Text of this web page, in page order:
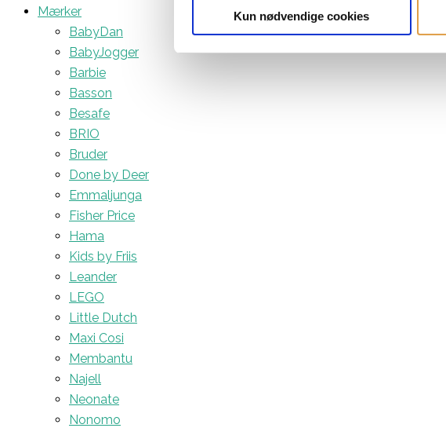
Kun nødvendige cookies
Mærker
BabyDan
BabyJogger
Barbie
Basson
Besafe
BRIO
Bruder
Done by Deer
Emmaljunga
Fisher Price
Hama
Kids by Friis
Leander
LEGO
Little Dutch
Maxi Cosi
Membantu
Najell
Neonate
Nonomo